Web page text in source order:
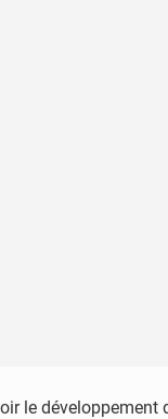
le développement